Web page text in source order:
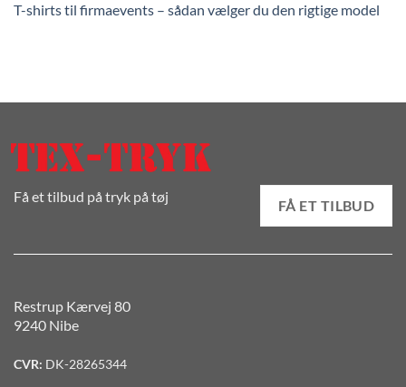
T-shirts til firmaevents – sådan vælger du den rigtige model
Få et tilbud på tryk på tøj
FÅ ET TILBUD
Restrup Kærvej 80
9240 Nibe
CVR: DK-28265344